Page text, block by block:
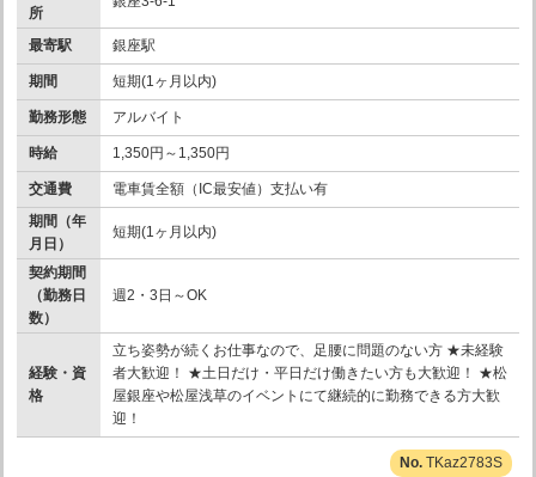
所
最寄駅 銀座駅
期間 短期(1ヶ月以内)
勤務形態 アルバイト
時給 1,350円～1,350円
交通費
電車賃全額（IC最安値）支払い有
期間（年
月日）
短期(1ヶ月以内)
契約期間
（勤務日
数）
週2・3日～OK
経験・資
格
立ち姿勢が続くお仕事なので、足腰に問題のない方 ★未経験
者大歓迎！ ★土日だけ・平日だけ働きたい方も大歓迎！ ★松
屋銀座や松屋浅草のイベントにて継続的に勤務できる方大歓
迎！
TKaz2783S